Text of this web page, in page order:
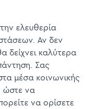
ελευθερία
Αν δεν
δείχνει καλύτερα
Σας
μέσα κοινωνικής
ώστε να
να ορίσετε